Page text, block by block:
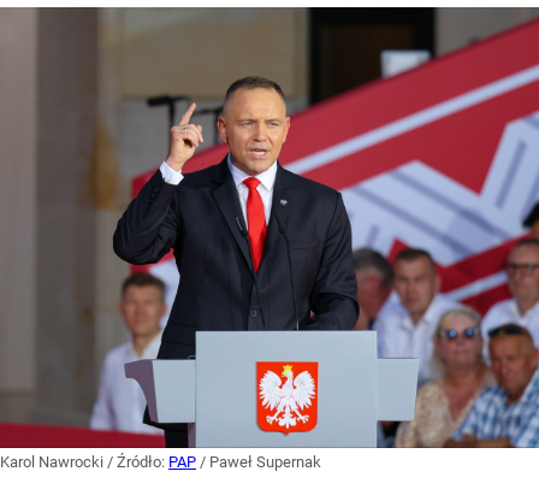
Karol Nawrocki / Źródło: PAP / Paweł Supernak